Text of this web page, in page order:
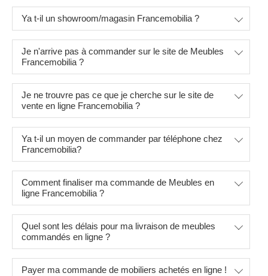
Ya t-il un showroom/magasin Francemobilia ?
Je n'arrive pas à commander sur le site de Meubles
Francemobilia ?
Je ne trouvre pas ce que je cherche sur le site de
vente en ligne Francemobilia ?
Ya t-il un moyen de commander par téléphone chez
Francemobilia?
Comment finaliser ma commande de Meubles en
ligne Francemobilia ?
Quel sont les délais pour ma livraison de meubles
commandés en ligne ?
Payer ma commande de mobiliers achetés en ligne !